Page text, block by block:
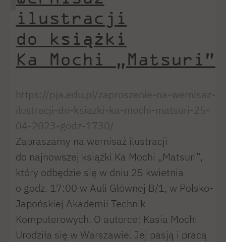
ilustracji
do książki
Ka Mochi „Matsuri”
https://pja.edu.pl/zaproszenie-na-wernisaz-
ilustracji-do-ksiazki-ka-mochi-matsuri-25-
04-2023-godz-1730/
Zapraszamy na wernisaż ilustracji
do najnowszej książki Ka Mochi „Matsuri”,
który odbędzie się w dniu 25 kwietnia
o godz. 17:00 w Auli Głównej B/1, w Polsko-
Japońskiej Akademii Technik
Komputerowych. O autorce: Kasia Mochi
Urodziła się w Warszawie. Jej pasją i pracą